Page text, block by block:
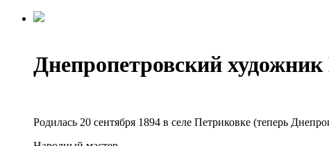
Днепропетровский
Родилась 20 сентября 1894 в селе Петриковке (теперь